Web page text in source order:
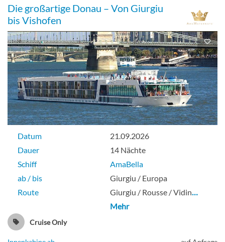
Die großartige Donau – Von Giurgiu
bis Vishofen
Datum
21.09.2026
Dauer
14 Nächte
Schiff
AmaBella
ab / bis
Giurgiu / Europa
Route
Giurgiu / Rousse / Vidin…
Mehr
Cruise Only